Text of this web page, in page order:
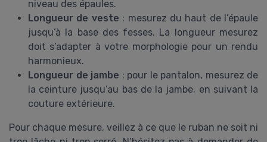
niveau des épaules.
Longueur de veste : mesurez du haut de l’épaule
jusqu’à la base des fesses. La longueur mesurez
doit s’adapter à votre morphologie pour un rendu
harmonieux.
Longueur de jambe : pour le pantalon, mesurez de
la ceinture jusqu’au bas de la jambe, en suivant la
couture extérieure.
Pour chaque mesure, veillez à ce que le ruban ne soit ni